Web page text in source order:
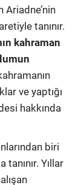
Ariadne’nin
tanınır.
kahraman
ve yaptığı
hakkında
biri
tanınır. Yıllar